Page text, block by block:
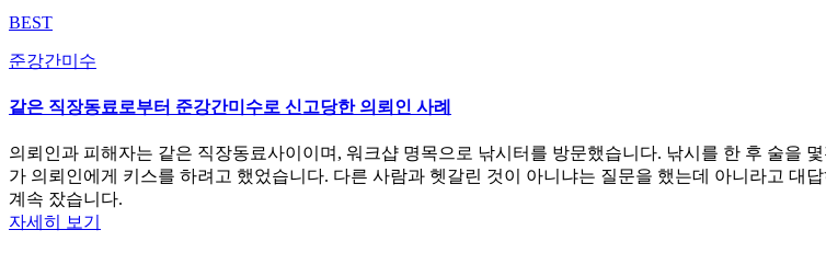
BEST
준강간미수
같은 직장동료로부터 준강간미수로 신고당한 의뢰인 사례
의뢰인과 피해자는 같은 직장동료사이이며, 워크샵 명목으로 낚시터를 방문했습니다. 낚시를 한 후 술을
가 의뢰인에게 키스를 하려고 했었습니다. 다른 사람과 헷갈린 것이 아니냐는 질문을 했는데 아니라고 대
계속 잤습니다.
자세히 보기